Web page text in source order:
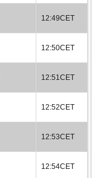
12:49CET
12:50CET
12:51CET
12:52CET
12:53CET
12:54CET